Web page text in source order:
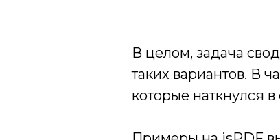
В целом, задача
таких вариантов. В
которые наткнулся